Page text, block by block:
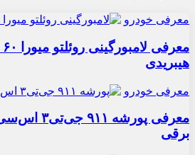
معرفی خودرو
هیبریدی
معرفی خودرو
برقی